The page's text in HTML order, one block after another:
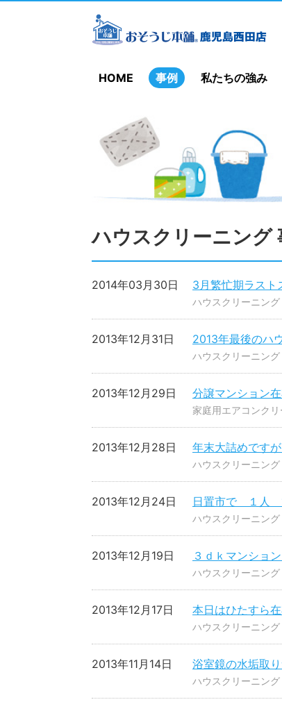
HOME 事例 私たちの強み
ハウスクリーニング
3月繁忙期ラスト
2014年03月30日
ハウスクリーニング
2013年最後のハ
2013年12月31日
ハウスクリーニング
分譲マンション
2013年12月29日
家庭用エアコンク
年末大詰めです
2013年12月28日
ハウスクリーニング
日置市で １人
2013年12月24日
ハウスクリーニング
３ｄｋマンショ
2013年12月19日
ハウスクリーニング
本日はひたすら
2013年12月17日
ハウスクリーニング
浴室鏡の水垢取
2013年11月14日
ハウスクリーニング